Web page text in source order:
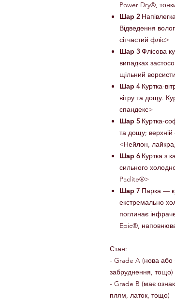
Power Dry®,
Шар 2
Відведення
сітчастий фліс>
Шар 3Флісова
випадках
щільний
Шар 4Куртка-
вітру та дощу.
спандекс>
Шар 5Куртка-
та дощу; верхній
<Нейлон,
Шар 6Куртка з
сильного
Paclite®>
Шар 7 Парка —
екстремально
поглинає
Epic®,
Стан:
- Grade A (нова або
забруднення, тощо)
- Grade B (має
плям, латок, тощо)